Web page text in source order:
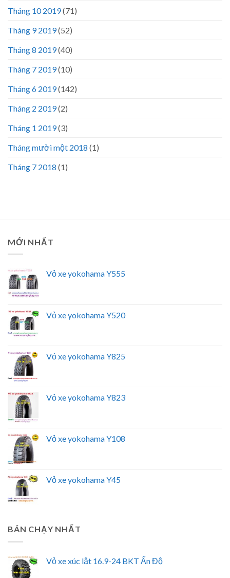
Tháng 10 2019(71)
Tháng 9 2019(52)
Tháng 8 2019(40)
Tháng 7 2019(10)
Tháng 6 2019(142)
Tháng 2 2019(2)
Tháng 1 2019(3)
Tháng mười một 2018 (1)
Tháng 7 2018 (1)
MỚI NHẤT
Vỏ xe yokohama Y555
Vỏ xe yokohama Y520
Vỏ xe yokohama Y825
Vỏ xe yokohama Y823
Vỏ xe yokohama Y108
Vỏ xe yokohama Y45
BÁN CHẠY NHẤT
Vỏ xe xúc lật 16.9-24 BKT Ấn Độ